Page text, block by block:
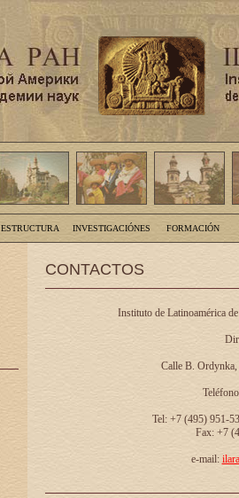
ESTRUCTURA INVESTIGACIÓNES FORMACIÓN
CONTACTOS
Instituto de Latinoamérica
Calle B.
Tel: +7 (495) 951-
Fax: +7
e-mail: